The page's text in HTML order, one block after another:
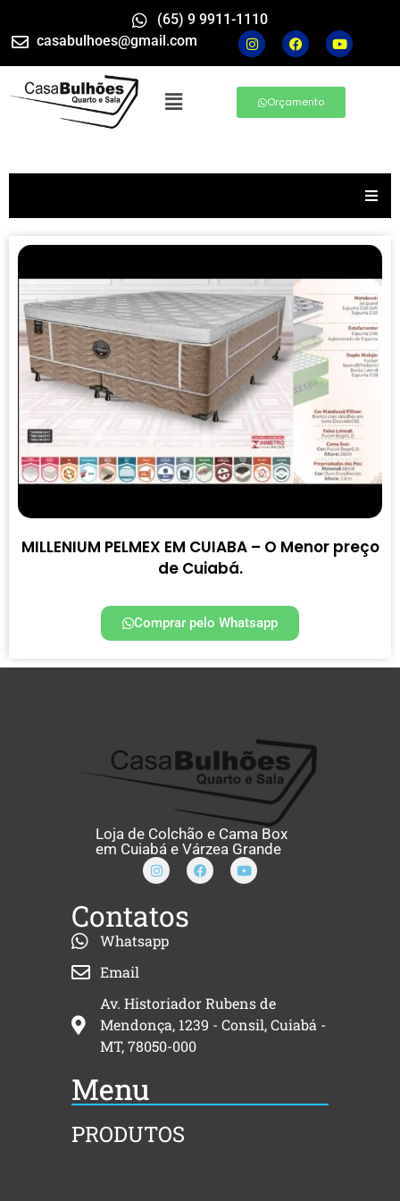
(65) 9 9911-1110
casabulhoes@gmail.com
Orçamento
MILLENIUM PELMEX EM CUIABA – O Menor preço
de Cuiabá.
Comprar pelo Whatsapp
Loja de Colchão e Cama Box
em Cuiabá e Várzea Grande
Contatos
Whatsapp
Email
Av. Historiador Rubens de
Mendonça, 1239 - Consil, Cuiabá -
MT, 78050-000
Menu
PRODUTOS